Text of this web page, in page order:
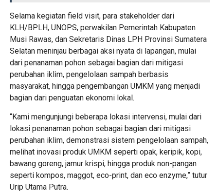
Selama kegiatan field visit, para stakeholder dari
KLH/BPLH, UNOPS, perwakilan Pemerintah Kabupaten
Musi Rawas, dan Sekretaris Dinas LPH Provinsi Sumatera
Selatan meninjau berbagai aksi nyata di lapangan, mulai
dari penanaman pohon sebagai bagian dari mitigasi
perubahan iklim, pengelolaan sampah berbasis
masyarakat, hingga pengembangan UMKM yang menjadi
bagian dari penguatan ekonomi lokal.
“Kami mengunjungi beberapa lokasi intervensi, mulai dari
lokasi penanaman pohon sebagai bagian dari mitigasi
perubahan iklim, demonstrasi sistem pengelolaan sampah,
melihat inovasi produk UMKM seperti opak, keripik, kopi,
bawang goreng, jamur krispi, hingga produk non-pangan
seperti kompos, maggot, eco-print, dan eco enzyme,” tutur
Urip Utama Putra.